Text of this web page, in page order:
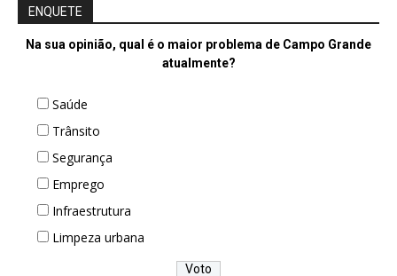
ENQUETE
Na sua opinião, qual é o maior problema de Campo Grande
atualmente?
Saúde
Trânsito
Segurança
Emprego
Infraestrutura
Limpeza urbana